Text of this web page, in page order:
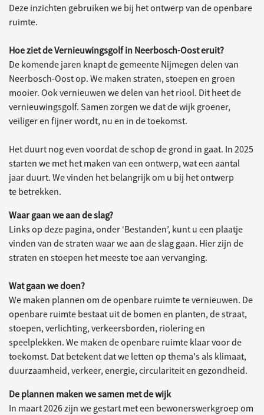
Deze inzichten gebruiken we bij het ontwerp van de openbare
ruimte.
Hoe ziet de Vernieuwingsgolf in Neerbosch-Oost eruit?
De komende jaren knapt de gemeente Nijmegen delen van
Neerbosch-Oost op. We maken straten, stoepen en groen
mooier. Ook vernieuwen we delen van het riool. Dit heet de
vernieuwingsgolf. Samen zorgen we dat de wijk groener,
veiliger en fijner wordt, nu en in de toekomst.
Het duurt nog even voordat de schop de grond in gaat. In 2025
starten we met het maken van een ontwerp, wat een aantal
jaar duurt. We vinden het belangrijk om u bij het ontwerp
te betrekken.
Waar gaan we aan de slag?
Links op deze pagina, onder ‘Bestanden’, kunt u een plaatje
vinden van de straten waar we aan de slag gaan. Hier zijn de
straten en stoepen het meeste toe aan vervanging.
Wat gaan we doen?
We maken plannen om de openbare ruimte te vernieuwen. De
openbare ruimte bestaat uit de bomen en planten, de straat,
stoepen, verlichting, verkeersborden, riolering en
speelplekken. We maken de openbare ruimte klaar voor de
toekomst. Dat betekent dat we letten op thema's als klimaat,
duurzaamheid, verkeer, energie, circulariteit en gezondheid.
De plannen maken we samen met de wijk
In maart 2026 zijn we gestart met een bewonerswerkgroep om